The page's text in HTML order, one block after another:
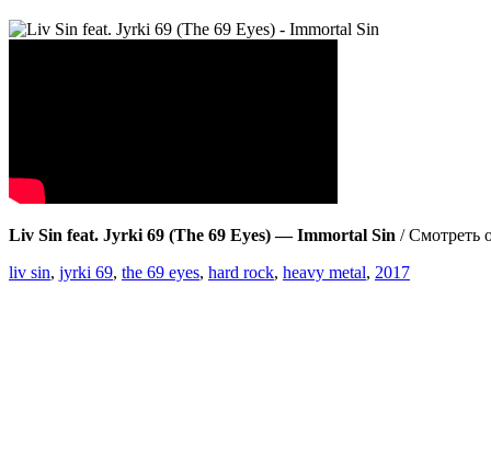
Liv Sin feat. Jyrki 69 (The 69 Eyes) — Immortal Sin / Смотреть
liv sin, jyrki 69, the 69 eyes, hard rock, heavy metal, 2017